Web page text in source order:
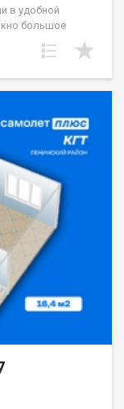
в удобной
большое
рядом.